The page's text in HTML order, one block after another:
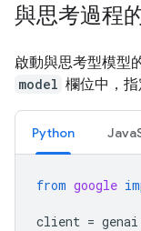
與思考過程
啟動與思考型模型
model 欄位中，指
Python
from google
client = genai